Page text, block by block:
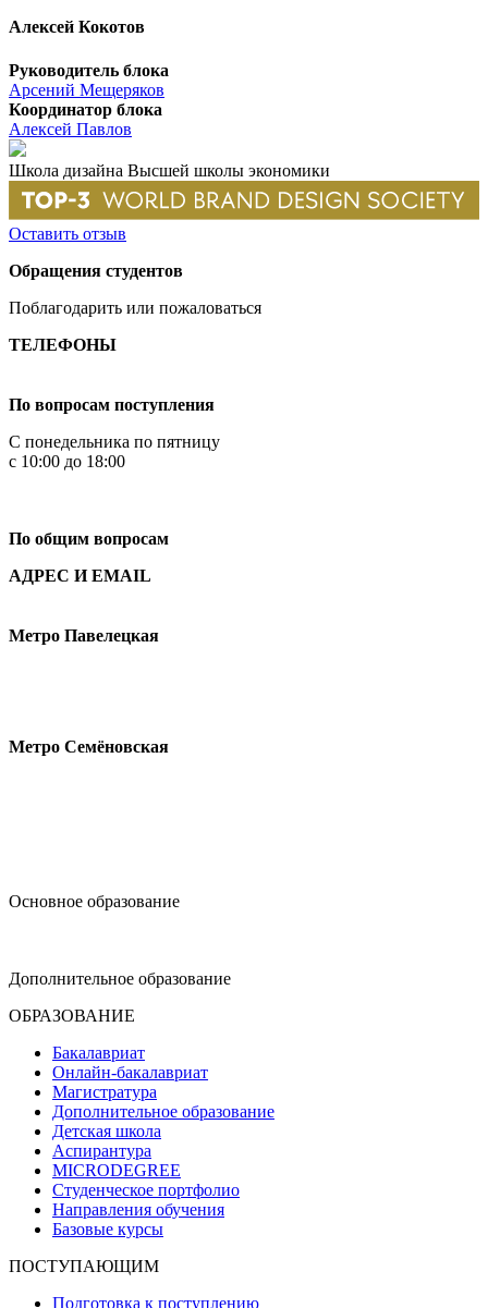
Алексей Кокотов
Руководитель блока
Арсений Мещеряков
Координатор блока
Алексей Павлов
Школа дизайна Высшей школы экономики
Оставить отзыв
Обращения студентов
Поблагодарить или пожаловаться
ТЕЛЕФОНЫ
По вопросам поступления
С понедельника по пятницу
с 10:00 до 18:00
По общим вопросам
АДРЕС И EMAIL
Метро Павелецкая
Метро Семёновская
Основное образование
Дополнительное образование
ОБРАЗОВАНИЕ
Бакалавриат
Онлайн-бакалавриат
Магистратура
Дополнительное образование
Детская школа
Аспирантура
MICRODEGREE
Студенческое портфолио
Направления обучения
Базовые курсы
ПОСТУПАЮЩИМ
Подготовка к поступлению